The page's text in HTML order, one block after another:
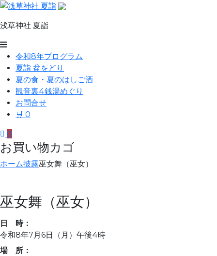
コ
テ
ン
浅草神社 夏詣
浅
草
神
社
夏
詣
令和8年プログラム
夏詣 盆をどり
夏の食・夏のはしご酒
観音裏4銭湯めぐり
お問合せ
🛒 0
0
お買い物カゴ
ホーム披露巫女舞（巫女）
巫女舞（巫女）
日 時：
令和8年7月6日（月）午後4時
場 所：